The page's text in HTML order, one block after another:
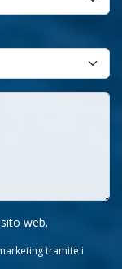
web.
tramite i